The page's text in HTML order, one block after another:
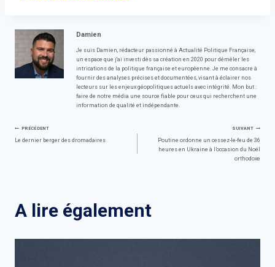
Damien
Je suis Damien, rédacteur passionné à Actualité Politique Française,
un espace que j'ai investi dès sa création en 2020 pour démêler les
intrications de la politique française et européenne. Je me consacre à
fournir des analyses précises et documentées, visant à éclairer nos
lecteurs sur les enjeux géopolitiques actuels avec intégrité. Mon but :
faire de notre média une source fiable pour ceux qui recherchent une
information de qualité et indépendante.
Navigation
PRÉCÉDENT
Le dernier berger des dromadaires
SUIVANT
Poutine ordonne un cessez-le-feu de 36
heures en Ukraine à l’occasion du Noël
orthodoxe
A lire également